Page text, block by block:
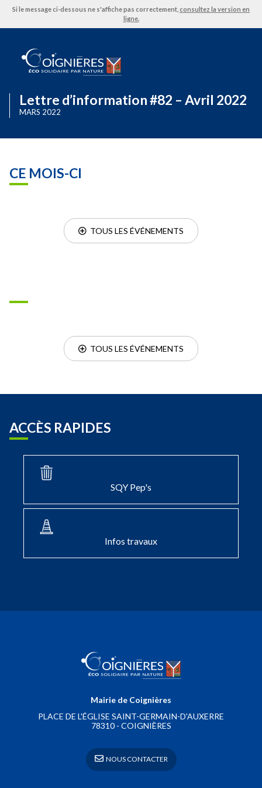
Si le message ci-dessous ne s'affiche pas correctement, consultez la version en
ligne.
Lettre d’information #82 – Avril 2022
MARS 2022
CE MOIS-CI
TOUS LES ÉVÉNEMENTS
TOUS LES ÉVÉNEMENTS
ACCÈS RAPIDES
SQY Pep's
Infos travaux
Mairie de Coignières
PLACE DE L'ÉGLISE SAINT-GERMAIN-D'AUXERRE
78310 - COIGNIÈRES
NOUS CONTACTER